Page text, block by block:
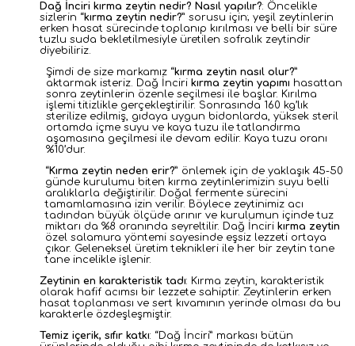
Dağ İnciri kırma zeytin nedir? Nasıl yapılır?: Öncelikle
sizlerin “kırma zeytin nedir?” sorusu için; yeşil zeytinlerin
erken hasat sürecinde toplanıp kırılması ve belli bir süre
tuzlu suda bekletilmesiyle üretilen sofralık zeytindir
diyebiliriz.
Şimdi de size markamız “kırma zeytin nasıl olur?”
aktarmak isteriz. Dağ İnciri kırma zeytin yapımı hasattan
sonra zeytinlerin özenle seçilmesi ile başlar. Kırılma
işlemi titizlikle gerçekleştirilir. Sonrasında 160 kg’lık
sterilize edilmiş, gıdaya uygun bidonlarda, yüksek steril
ortamda içme suyu ve kaya tuzu ile tatlandırma
aşamasına geçilmesi ile devam edilir. Kaya tuzu oranı
%10’dur.
“Kırma zeytin neden erir?” önlemek için de yaklaşık 45-50
günde kurulumu biten kırma zeytinlerimizin suyu belli
aralıklarla değiştirilir. Doğal fermente sürecini
tamamlamasına izin verilir. Böylece zeytinimiz acı
tadından büyük ölçüde arınır ve kurulumun içinde tuz
miktarı da %8 oranında seyreltilir. Dağ İnciri kırma zeytin
özel salamura yöntemi sayesinde eşsiz lezzeti ortaya
çıkar. Geleneksel üretim teknikleri ile her bir zeytin tane
tane incelikle işlenir.
Zeytinin en karakteristik tadı: Kırma zeytin, karakteristik
olarak hafif acımsı bir lezzete sahiptir. Zeytinlerin erken
hasat toplanması ve sert kıvamının yerinde olması da bu
karakterle özdeşleşmiştir.
Temiz içerik, sıfır katkı: “Dağ İnciri” markası bütün